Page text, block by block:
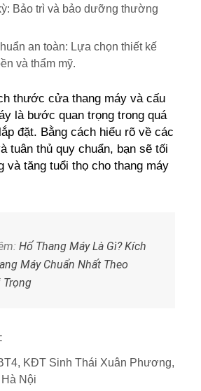
Bảo trì và bảo dưỡng thường
an toàn: Lựa chọn thiết kế
và thẩm mỹ.
thước cửa thang máy và cấu
là bước quan trọng trong quá
đặt. Bằng cách hiểu rõ về các
tuân thủ quy chuẩn, bạn sẽ tối
và tăng tuổi thọ cho thang máy
Hố Thang Máy Là Gì? Kích
Máy Chuẩn Nhất Theo
Trọng
KĐT Sinh Thái Xuân Phương,
Nội